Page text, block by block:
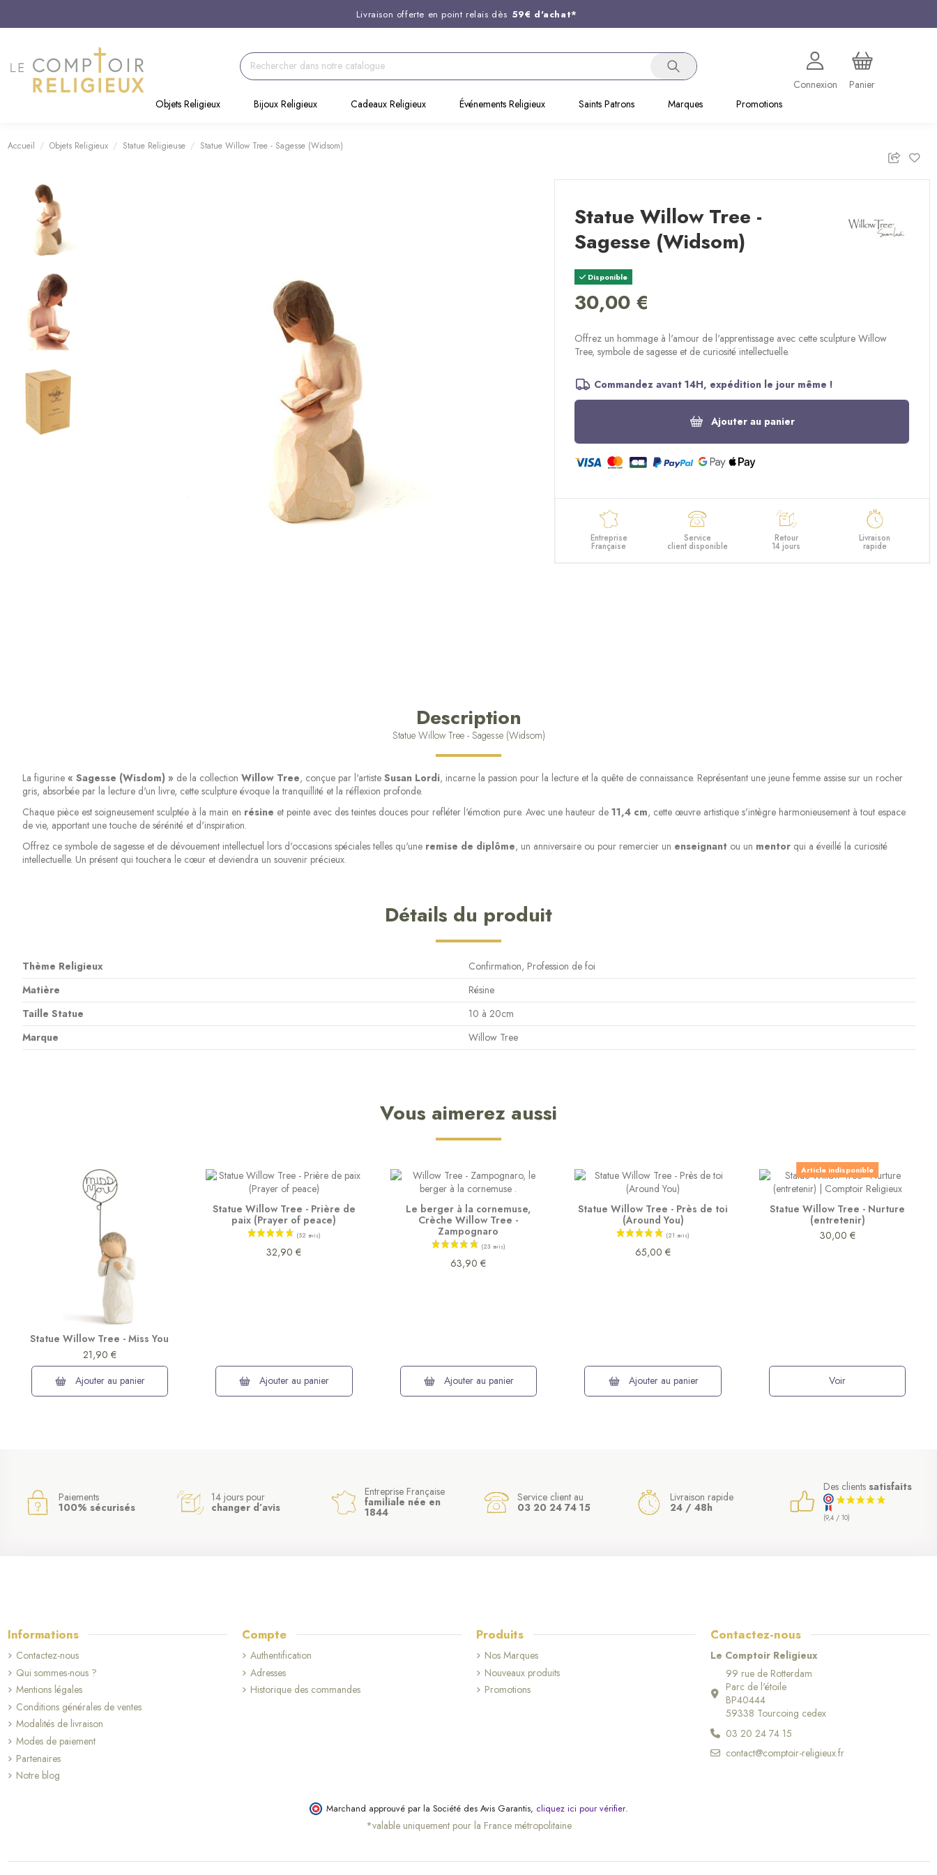
Livraison offerte en point relais dès 59€ d'achat*
Support client disponible au
Commandez avant 14H, expédition le jour même !
Connexion
Panier
Objets Religieux
Bijoux Religieux Cadeaux Religieux Événements Religieux Saints Patrons Marques Promotions
Accueil Objets Religieux Statue Religieuse Statue Willow Tree - Sagesse (Widsom)
Statue Willow Tree -
Sagesse (Widsom)
Disponible
30,00 €
Offrez un hommage à l'amour de l'apprentissage avec cette sculpture Willow
Tree, symbole de sagesse et de curiosité intellectuelle.
Commandez avant 14H, expédition le jour même !
Ajouter au panier
Entreprise
Française
Service
client disponible
Retour
14 jours
Livraison
rapide
Description
Statue Willow Tree - Sagesse (Widsom)
La figurine « Sagesse (Wisdom) » de la collection Willow Tree, conçue par l'artiste Susan Lordi, incarne la passion pour la lecture et la quête de connaissance. Représentant une jeune femme assise sur un rocher
gris, absorbée par la lecture d'un livre, cette sculpture évoque la tranquillité et la réflexion profonde.
Chaque pièce est soigneusement sculptée à la main en résine et peinte avec des teintes douces pour refléter l'émotion pure. Avec une hauteur de 11,4 cm, cette œuvre artistique s'intègre harmonieusement à tout espace
de vie, apportant une touche de sérénité et d'inspiration.
Offrez ce symbole de sagesse et de dévouement intellectuel lors d'occasions spéciales telles qu'une remise de diplôme, un anniversaire ou pour remercier un enseignantou un mentorqui a éveillé la curiosité
intellectuelle. Un présent qui touchera le cœur et deviendra un souvenir précieux.
Détails du produit
Thème Religieux
Confirmation, Profession de foi
Matière
Résine
Taille Statue
10 à 20cm
Marque
Willow Tree
Vous aimerez aussi
Statue Willow Tree - Miss You
21,90 €
Ajouter au panier
Statue Willow Tree - Prière de
paix (Prayer of peace)
32,90 €
Ajouter au panier
Le berger à la cornemuse,
Crèche Willow Tree -
Zampognaro
63,90 €
Ajouter au panier
Statue Willow Tree - Près de toi
(Around You)
65,00 €
Ajouter au panier
Article indisponible
Statue Willow Tree - Nurture
(entretenir)
30,00 €
Voir
Paiements
100% sécurisés
14 jours pour
changer d’avis
Entreprise Française
familiale née en
1844
Service client au
03 20 24 74 15
Livraison rapide
24 / 48h
Des clients satisfaits
(9,4 / 10)
Informations
Contactez-nous
Qui sommes-nous ?
Mentions légales
Conditions générales de ventes
Modalités de livraison
Modes de paiement
Partenaires
Notre blog
Compte
Authentification
Adresses
Historique des commandes
Produits
Nos Marques
Nouveaux produits
Promotions
Contactez-nous
Le Comptoir Religieux
99 rue de Rotterdam
Parc de l'étoile
BP40444
59338 Tourcoing cedex
03 20 24 74 15
contact@comptoir-religieux.fr
Marchand approuvé par la Société des Avis Garantis, cliquez ici pour vérifier.
*valable uniquement pour la France métropolitaine